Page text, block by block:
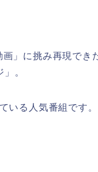
」に挑み再現でき
。
いる人気番組です。